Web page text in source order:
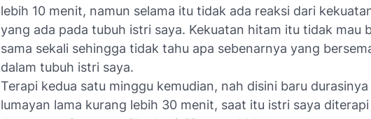
lebih 10 menit, namun selama itu tidak ada reaksi dari
yang ada pada tubuh istri saya. Kekuatan hitam itu tidak mau
sama sekali sehingga tidak tahu apa sebenarnya yang
dalam tubuh istri saya.
Terapi kedua satu minggu kemudian, nah disini baru durasinya
lumayan lama kurang lebih 30 menit, saat itu istri saya